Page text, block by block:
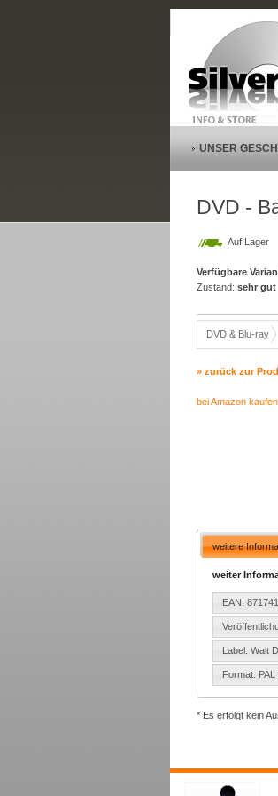
UNSER
DVD -
Auf Lager
Verfügbare
Zustand: sehr gut
DVD & Blu-ray
» zurück zur
bei Amazon kaufen
weitere
weiter
EAN:
Label: Walt
Format: PAL
* Es erfolgt kein